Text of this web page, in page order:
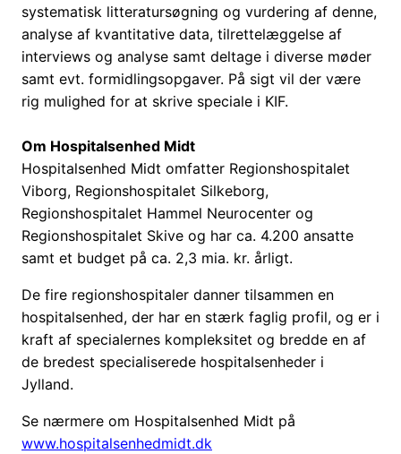
systematisk litteratursøgning og vurdering af denne,
analyse af kvantitative data, tilrettelæggelse af
interviews og analyse samt deltage i diverse møder
samt evt. formidlingsopgaver. På sigt vil der være
rig mulighed for at skrive speciale i KIF.
Om Hospitalsenhed Midt
Hospitalsenhed Midt omfatter Regionshospitalet
Viborg, Regionshospitalet Silkeborg,
Regionshospitalet Hammel Neurocenter og
Regionshospitalet Skive og har ca. 4.200 ansatte
samt et budget på ca. 2,3 mia. kr. årligt.
De fire regionshospitaler danner tilsammen en
hospitalsenhed, der har en stærk faglig profil, og er i
kraft af specialernes kompleksitet og bredde en af
de bredest specialiserede hospitalsenheder i
Jylland.
Se nærmere om Hospitalsenhed Midt på
www.hospitalsenhedmidt.dk